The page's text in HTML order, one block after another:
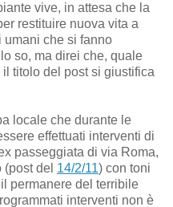
vive, in attesa che la
restituire nuova vita a
umani che si fanno
so, ma direi che, quale
titolo del post si giustifica
locale che durante le
effettuati interventi di
passeggiata di via Roma,
del 14/2/11) con toni
permanere del terribile
interventi non è